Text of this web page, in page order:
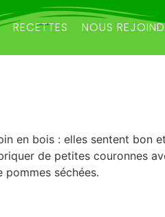
RECETTES NOUS
en bois : elles sentent bon et
de petites couronnes
séchées.